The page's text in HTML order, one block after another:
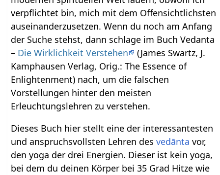
verpflichtet bin, mich mit dem Offensichtlichsten
auseinanderzusetzen. Wenn du noch am Anfang
der Suche stehst, dann schlage im Buch Vedanta
– Die Wirklichkeit Verstehen
(James Swartz, J.
Kamphausen Verlag, Orig.: The Essence of
Enlightenment) nach, um die falschen
Vorstellungen hinter den meisten
Erleuchtungslehren zu verstehen.
Dieses Buch hier stellt eine der interessantesten
und anspruchsvollsten Lehren desvedānta vor,
den yoga der drei Energien. Dieser ist kein yoga,
bei dem du deinen Körper bei 35 Grad Hitze wie